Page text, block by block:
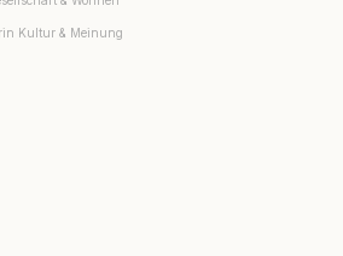
Kultur & Meinung